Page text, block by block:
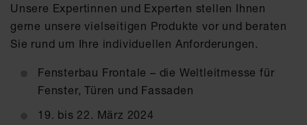
Unsere Expertinnen und Experten stellen Ihnen
gerne unsere vielseitigen Produkte vor und beraten
Sie rund um Ihre individuellen Anforderungen.
Fensterbau Frontale – die Weltleitmesse für
Fenster, Türen und Fassaden
19. bis 22. März 2024